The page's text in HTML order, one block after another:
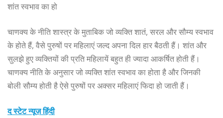
शांत स्वभाव का हो
चाणक्य के नीति शास्त्र के मुताबिक जो व्यक्ति शातं, सरल और सौम्य स्वभाव
के होते हैं, वैसे पुरुषों पर महिलाएं जल्द अपना दिल हार बैठती हैं। शांत और
सुलझे हुए व्यक्तियों की प्रति महिलायें बहुत ही ज्यादा आकर्षित होती हैं।
चाणक्य नीति के अनुसार जो व्यक्ति शांत स्वभाव का होता है और जिनकी
बोली सौम्य होती है ऐसे पुरुषों पर अक्सर महिलाएं फिदा हो जाती हैं।
द स्टेट न्यूज़ हिंदी